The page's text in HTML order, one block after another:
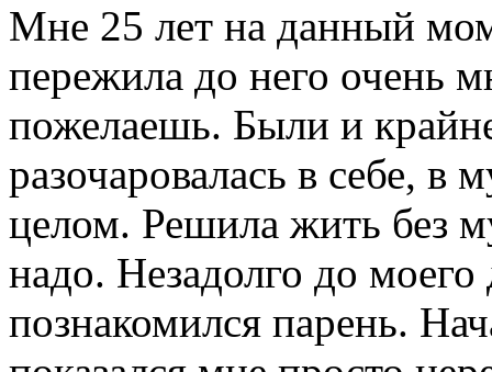
Мне 25 лет на данный
пережила до него очень
пожелаешь. Были и
разочаровалась в себе,
целом. Решила жить без
надо. Незадолго до
познакомился парень.